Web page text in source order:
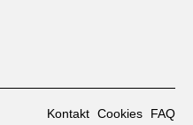
Kontakt Cookies FAQ